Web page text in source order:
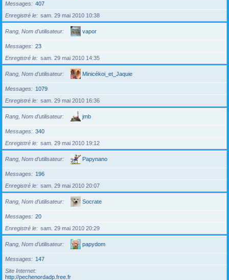
Messages
407
Enregistré le
sam. 29 mai 2010 10:38
Rang, Nom d’utilisateur vapor
Messages
23
Enregistré le
sam. 29 mai 2010 14:35
Rang, Nom d’utilisateur Minicékoi_et_Jaquie
Messages
1079
Enregistré le
sam. 29 mai 2010 16:36
Rang, Nom d’utilisateur jmb
Messages
340
Enregistré le
sam. 29 mai 2010 19:12
Rang, Nom d’utilisateur Papynano
Messages
196
Enregistré le
sam. 29 mai 2010 20:07
Rang, Nom d’utilisateur Socrate
Messages
20
Enregistré le
sam. 29 mai 2010 20:29
Rang, Nom d’utilisateur papydom
Messages
147
Site Internet
http://pechenordadp.free.fr